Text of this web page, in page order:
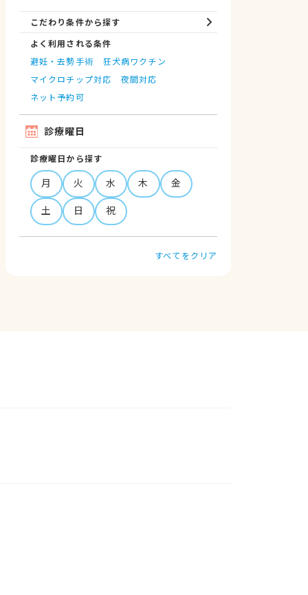
こだわり条件から探す
よく利用される条件
避妊・去勢手術
狂犬病ワクチン
マイクロチップ対応
夜間対応
ネット予約可
診療曜日
診療曜日から探す
月 火 水 木
金
土
日 祝
すべてをクリア